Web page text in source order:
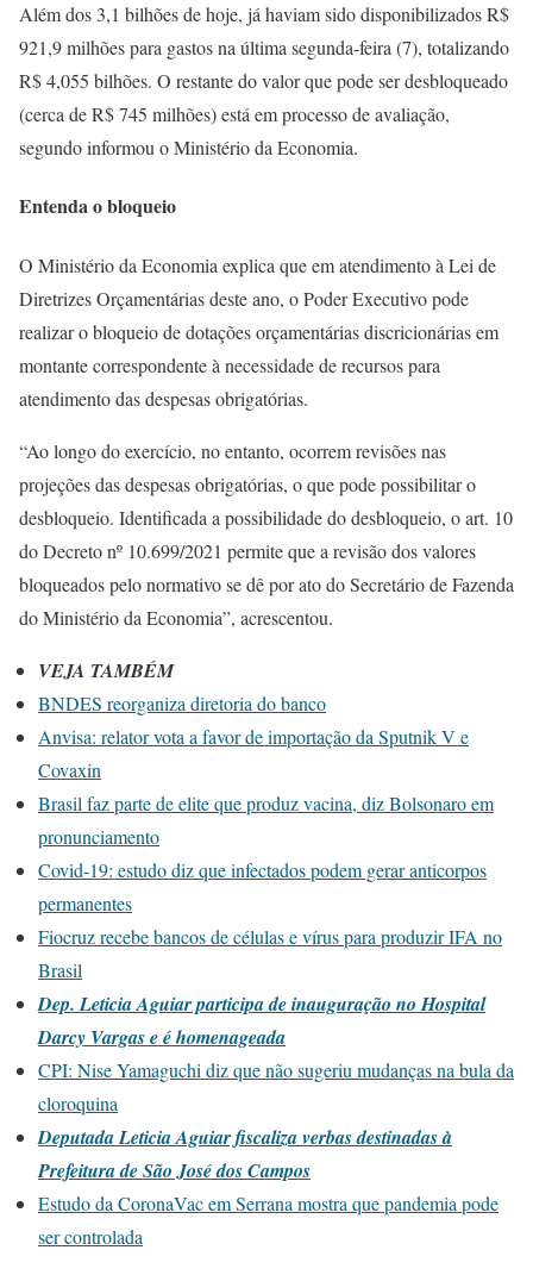
Além dos 3,1 bilhões de hoje, já haviam sido disponibilizados R$
921,9 milhões para gastos na última segunda-feira (7), totalizando
R$ 4,055 bilhões. O restante do valor que pode ser desbloqueado
(cerca de R$ 745 milhões) está em processo de avaliação,
segundo informou o Ministério da Economia.
Entenda o bloqueio
O Ministério da Economia explica que em atendimento à Lei de
Diretrizes Orçamentárias deste ano, o Poder Executivo pode
realizar o bloqueio de dotações orçamentárias discricionárias em
montante correspondente à necessidade de recursos para
atendimento das despesas obrigatórias.
“Ao longo do exercício, no entanto, ocorrem revisões nas
projeções das despesas obrigatórias, o que pode possibilitar o
desbloqueio. Identificada a possibilidade do desbloqueio, o art. 10
do Decreto nº 10.699/2021 permite que a revisão dos valores
bloqueados pelo normativo se dê por ato do Secretário de Fazenda
do Ministério da Economia”, acrescentou.
VEJA TAMBÉM
BNDES reorganiza diretoria do banco
Anvisa: relator vota a favor de importação da Sputnik V e
Covaxin
Brasil faz parte de elite que produz vacina, diz Bolsonaro em
pronunciamento
Covid-19: estudo diz que infectados podem gerar anticorpos
permanentes
Fiocruz recebe bancos de células e vírus para produzir IFA no
Brasil
Dep. Leticia Aguiar participa de inauguração no Hospital
Darcy Vargas e é homenageada
CPI: Nise Yamaguchi diz que não sugeriu mudanças na bula da
cloroquina
Deputada Leticia Aguiar fiscaliza verbas destinadas à
Prefeitura de São José dos Campos
Estudo da CoronaVac em Serrana mostra que pandemia pode
ser controlada